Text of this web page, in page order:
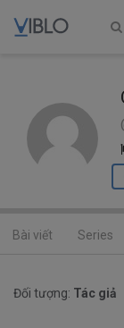
Bài viết Series
Đối tượng: Tác giả